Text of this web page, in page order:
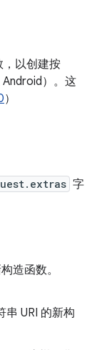
，以创建按
Android）。这
）
字
造函数。
串 URI 的新构